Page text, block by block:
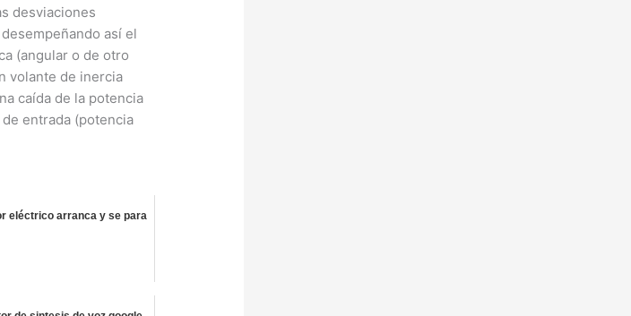
desviaciones
así el
(angular o de otro
volante de inercia
caída de la potencia
entrada (potencia
eléctrico arranca y se para